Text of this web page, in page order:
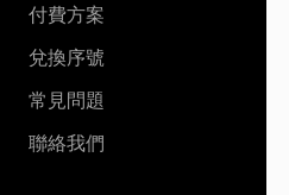
付費方案
兌換序號
常見問題
聯絡我們